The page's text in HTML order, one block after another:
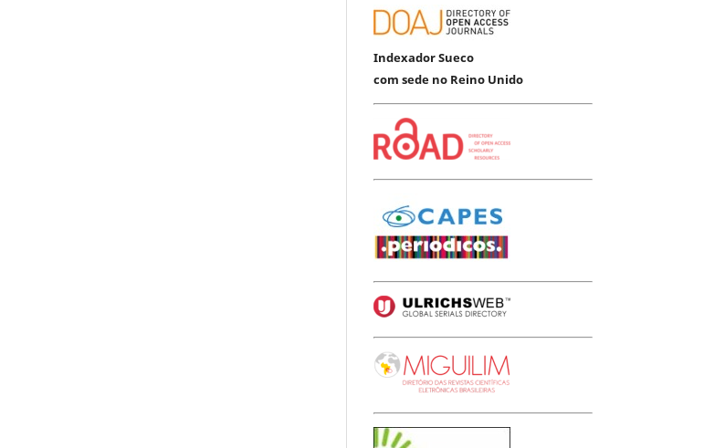
Indexador Sueco
com sede no Reino Unido